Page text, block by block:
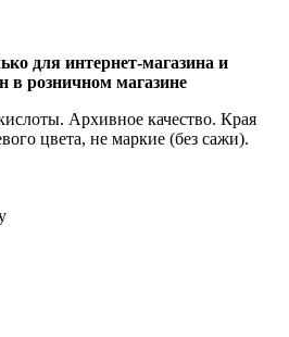
для интернет-магазина и
в розничном магазине
Архивное качество. Края
цвета, не маркие (без сажи).